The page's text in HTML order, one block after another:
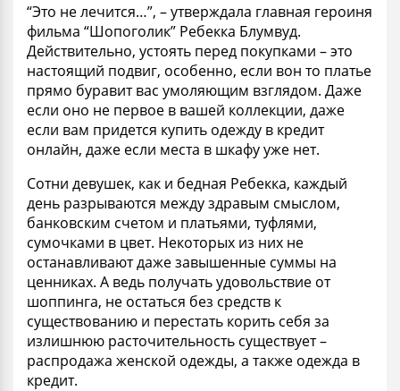
“Это не лечится…”, – утверждала главная героиня
фильма “Шопоголик” Ребекка Блумвуд.
Действительно, устоять перед покупками – это
настоящий подвиг, особенно, если вон то платье
прямо буравит вас умоляющим взглядом. Даже
если оно не первое в вашей коллекции, даже
если вам придется купить одежду в кредит
онлайн, даже если места в шкафу уже нет.
Сотни девушек, как и бедная Ребекка, каждый
день разрываются между здравым смыслом,
банковским счетом и платьями, туфлями,
сумочками в цвет. Некоторых из них не
останавливают даже завышенные суммы на
ценниках. А ведь получать удовольствие от
шоппинга, не остаться без средств к
существованию и перестать корить себя за
излишнюю расточительность существует –
распродажа женской одежды, а также одежда в
кредит.